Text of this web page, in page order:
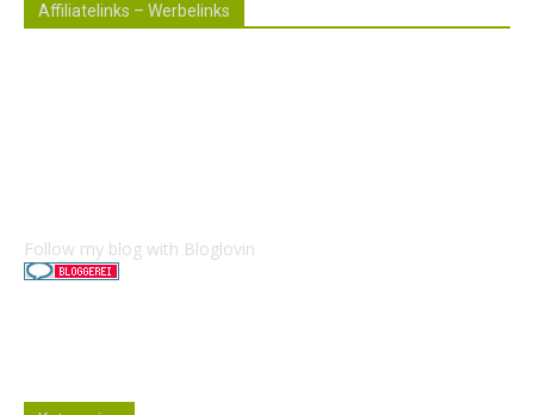
Affiliatelinks – Werbelinks
Follow my blog with Bloglovin